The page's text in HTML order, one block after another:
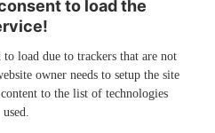
to load the
load due to trackers that are not
owner needs to setup the site
to the list of technologies
used.